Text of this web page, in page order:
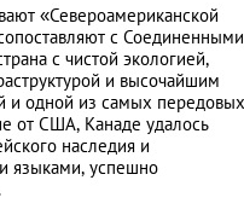
«Североамериканской
с Соединенными
с чистой экологией,
и высочайшим
и одной из самых передовых
от США, Канаде удалось
наследия и
языками, успешно